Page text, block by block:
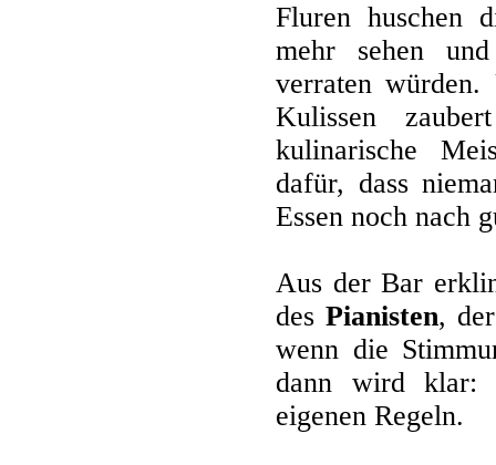
Fluren huschen
mehr sehen
verraten
Kulissen
kulinarische
dafür, dass
Essen noch nach
Aus der Bar
desPianisten,
wenn die
dann wird klar:
eigenen Regeln.